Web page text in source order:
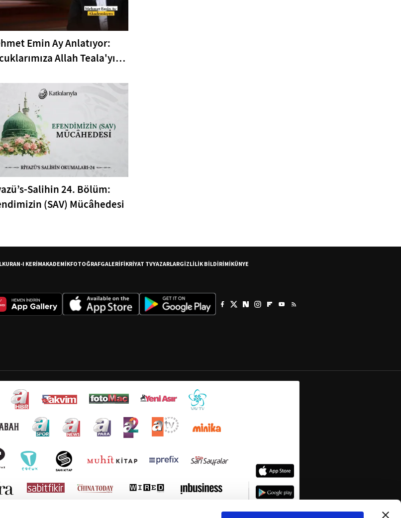
Emin Ay Anlatıyor:
Allah Teala'yı
Salihin 24. Bölüm:
(SAV) Mücâhedesi
KURAN-I KERİMAKADEMİKFOTOĞRAFGALERİFİKRİYAT TVYAZARLARGİZLİLİK BİLDİRİMİKÜNYE